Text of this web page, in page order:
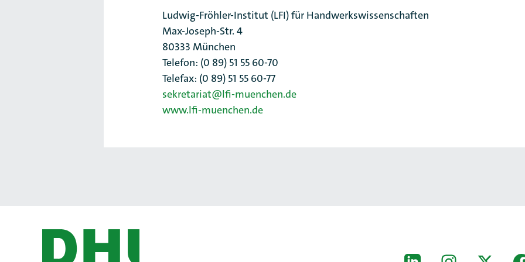
Ludwig-Fröhler-Institut (LFI) für Handwerkswissenschaften
Max-Joseph-Str. 4
80333 München
Telefon: (0 89) 51 55 60-70
Telefax: (0 89) 51 55 60-77
sekretariat@lfi-muenchen.de
www.lfi-muenchen.de